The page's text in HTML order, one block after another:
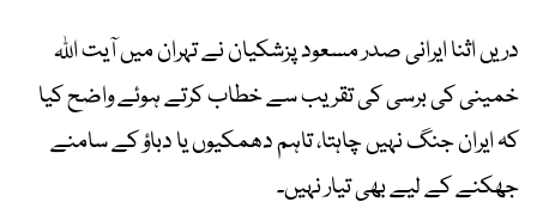
دریں اثنا ایرانی صدر مسعود پزشکیان نے تہران میں آیت اللہ
خمینی کی برسی کی تقریب سے خطاب کرتے ہوئے واضح کیا
کہ ایران جنگ نہیں چاہتا، تاہم دھمکیوں یا دباؤ کے سامنے
جھکنے کے لیے بھی تیار نہیں۔